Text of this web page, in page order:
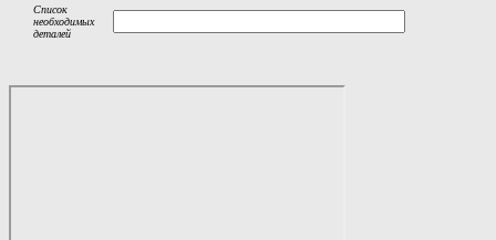
Список
необходимых
деталей